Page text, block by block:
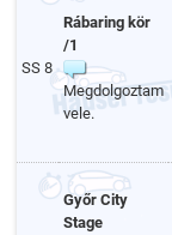
SS 8
Rábaring kör
/1
Megdolgoztam
vele.
Győr City
Stage